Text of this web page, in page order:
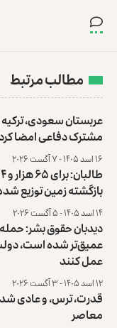
مطالب مرتبط
عربستان سعودی،
مشترک دفاعی امضا
۱۶ اسد ۱۴۰۵ - ۷ آگست ۲۰۲۶
بازگشته زمین توزیع
۱۴ اسد ۱۴۰۵ - ۵ آگست ۲۰۲۶
دیدبان حقوق بشر:
عمیق‌تر شده است،
عمل کنند
۱۲ اسد ۱۴۰۵ - ۳ آگست ۲۰۲۶
قدرت، ترس، و عادی
معاصر